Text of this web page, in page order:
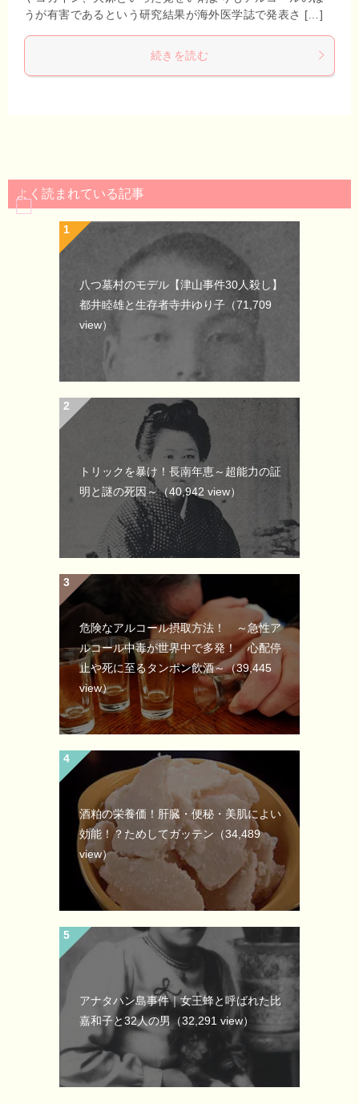
うが有害であるという研究結果が海外医学誌で発表さ […]
続きを読む
よく読まれている記事
八つ墓村のモデル【津山事件30人殺し】
都井睦雄と生存者寺井ゆり子 （71,709
view）
トリックを暴け！長南年恵～超能力の証
明と謎の死因～（40,942 view）
危険なアルコール摂取方法！ ～急性ア
ルコール中毒が世界中で多発！ 心配停
止や死に至るタンポン飲酒～（39,445
view）
酒粕の栄養価！肝臓・便秘・美肌によい
効能！？ためしてガッテン （34,489
view）
アナタハン島事件｜女王蜂と呼ばれた比
嘉和子と32人の男（32,291 view）